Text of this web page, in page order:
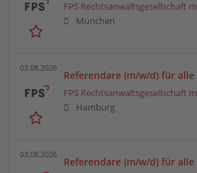
FPS Rechtsanwaltsgesellschaft
München
03.08.2026
Referendare (m/w/d) für
FPS Rechtsanwaltsgesellschaft
Hamburg
03.08.2026
Referendare (m/w/d) für